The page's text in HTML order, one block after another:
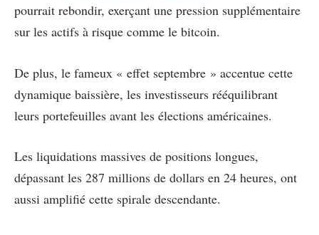
pourrait rebondir, exerçant une pression supplémentaire
sur les actifs à risque comme le bitcoin.
De plus, le fameux « effet septembre » accentue cette
dynamique baissière, les investisseurs rééquilibrant
leurs portefeuilles avant les élections américaines.
Les liquidations massives de positions longues,
dépassant les 287 millions de dollars en 24 heures, ont
aussi amplifié cette spirale descendante.